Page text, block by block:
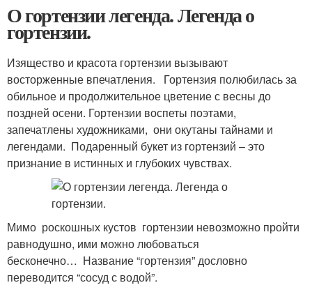
О гортензии легенда. Легенда о
гортензии.
Изящество и красота гортензии вызывают
восторженные впечатления. Гортензия полюбилась за
обильное и продолжительное цветение с весны до
поздней осени. Гортензии воспеты поэтами,
запечатлены художниками, они окутаны тайнами и
легендами. Подаренный букет из гортензий – это
признание в истинных и глубоких чувствах.
Мимо роскошных кустов гортензии невозможно пройти
равнодушно, ими можно любоваться
бесконечно… Название “гортензия” дословно
переводится “сосуд с водой”.